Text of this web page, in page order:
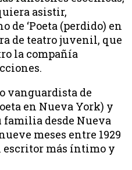
asistir,
de ‘Poeta (perdido) en
de teatro juvenil, que
la compañía
vanguardista de
en Nueva York) y
familia desde Nueva
meses entre 1929
escritor más íntimo y